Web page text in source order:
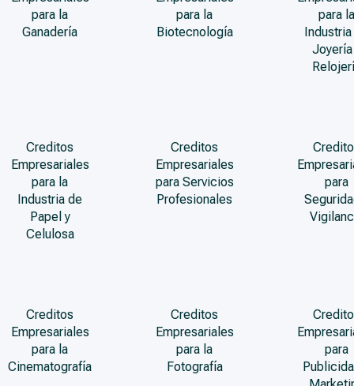
para la
Ganadería
para la
Biotecnología
para la
Joyería
Creditos
Empresariales
para la
Industria de
Papel y
Celulosa
Creditos
Empresariales
para Servicios
Profesionales
para
Creditos
Empresariales
para la
Cinematografía
Creditos
Empresariales
para la
Fotografía
para